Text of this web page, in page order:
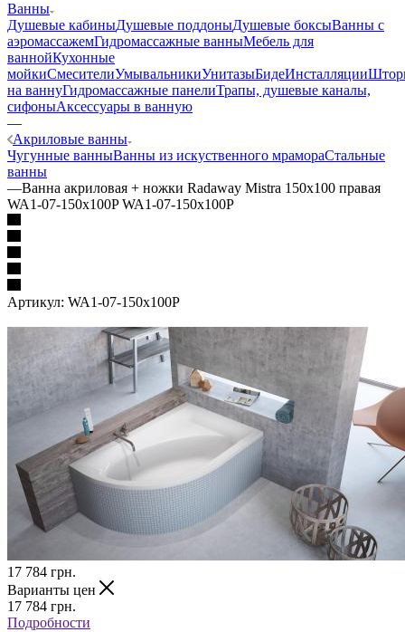
Ванны
Душевые кабиныДушевые поддоныДушевые боксыВанны с
аэромассажемГидромассажные ванныМебель для
ваннойКухонные
мойкиСмесителиУмывальникиУнитазыБидеИнсталляции
на ваннуГидромассажные панелиТрапы, душевые каналы,
сифоныАксессуары в ванную
—
Акриловые ванны
Чугунные ванныВанны из искуственного мрамораСтальные
ванны
—Ванна акриловая + ножки Radaway Mistra 150x100 правая
WA1-07-150x100P WA1-07-150x100P
Артикул: WA1-07-150x100P
17 784 грн.
Варианты цен
17 784 грн.
Подробности